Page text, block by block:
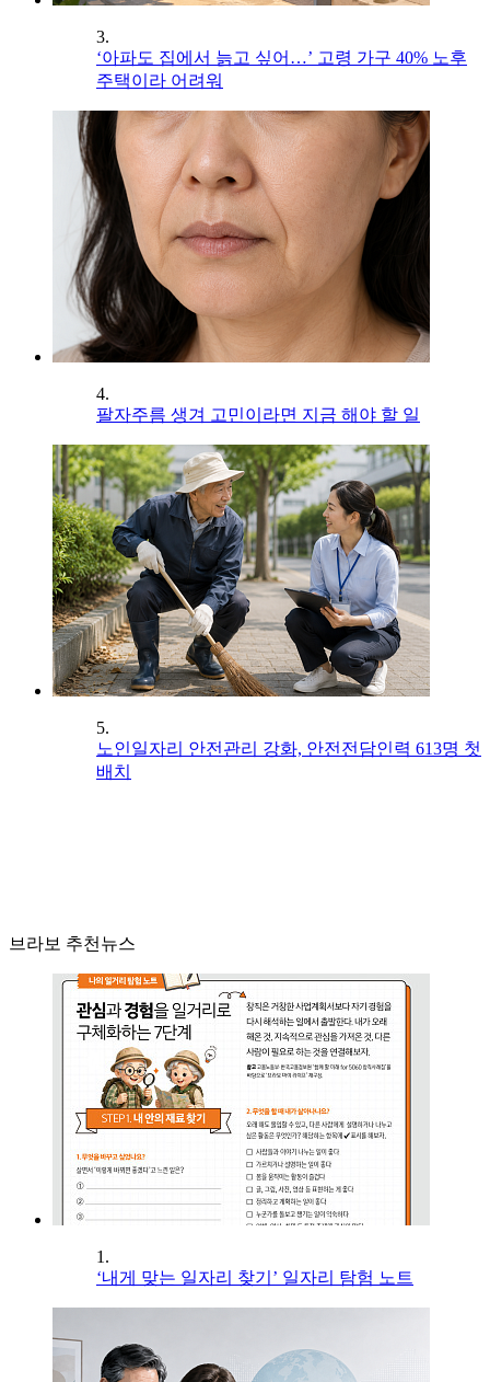
3.
‘아파도 집에서 늙고 싶어…’ 고령 가구 40% 노후
주택이라 어려워
4.
팔자주름 생겨 고민이라면 지금 해야 할 일
5.
노인일자리 안전관리 강화, 안전전담인력 613명 첫
배치
브라보 추천뉴스
1.
‘내게 맞는 일자리 찾기’ 일자리 탐험 노트